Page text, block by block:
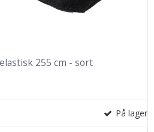
255 cm - sort
På lager